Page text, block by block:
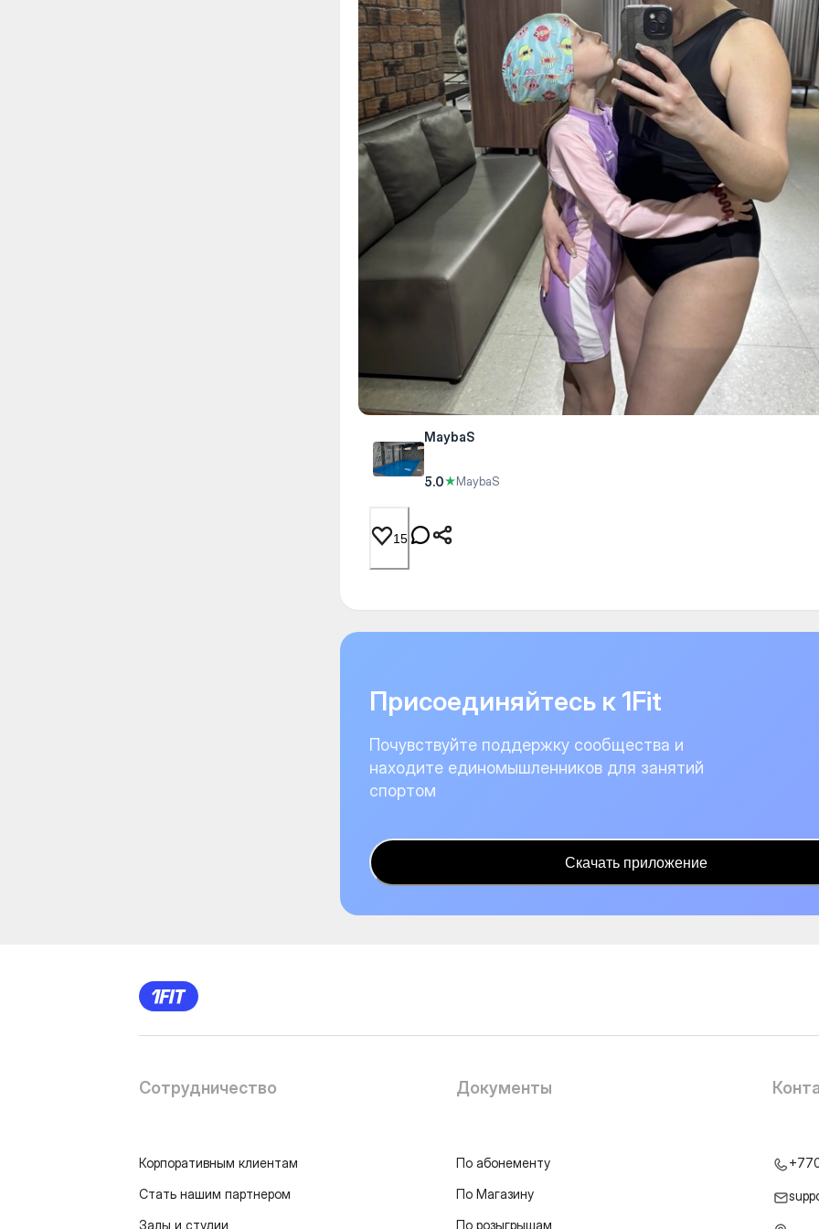
MaybaS
5.0★MaybaS
15
Присоединяйтесь к 1Fit
Почувствуйте поддержку сообщества и
находите единомышленников для занятий
спортом
Скачать приложение
Сотрудничество
Корпоративным клиентам
Стать нашим партнером
Залы и студии
Документы
По абонементу
По Магазину
По розыгрышам